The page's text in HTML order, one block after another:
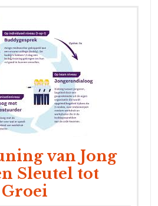
van Jong
Sleutel tot
Groei